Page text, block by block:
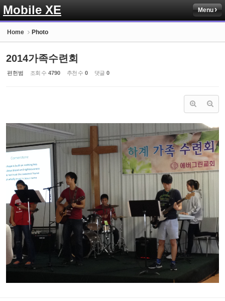
Mobile XE Menu
Home Photo
2014가족수련회
편헌범 조회 수 4790 추천 수 0 댓글 0
Sketchbook5, 스케치북5